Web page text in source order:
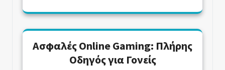
Ασφαλές Online Gaming: Πλήρης
Οδηγός για Γονείς